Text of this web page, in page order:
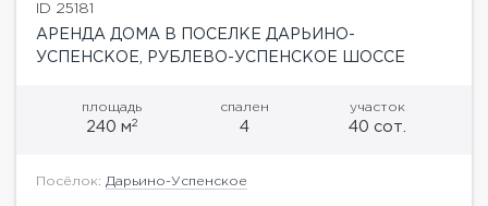
ID 25181
АРЕНДА ДОМА В ПОСЕЛКЕ ДАРЬИНО-
УСПЕНСКОЕ, РУБЛЕВО-УСПЕНСКОЕ ШОССЕ
площадь
240 м2
спален
4
участок
40 сот.
Посёлок: Дарьино-Успенское